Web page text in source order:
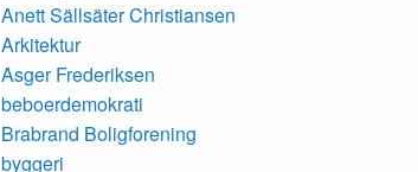
Anett Sällsäter Christiansen
Arkitektur
Asger Frederiksen
beboerdemokrati
Brabrand Boligforening
byggeri